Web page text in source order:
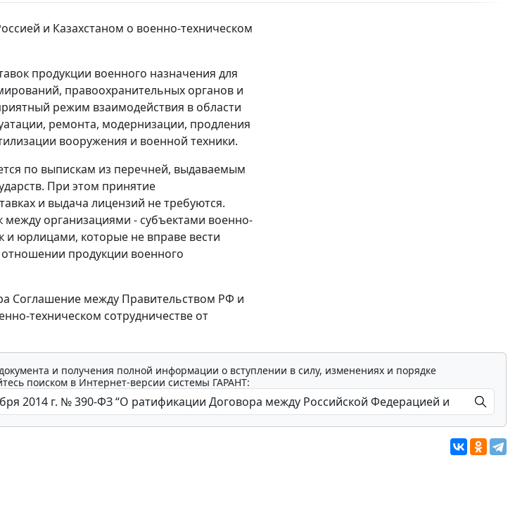
и Казахстаном о военно-техническом
продукции военного назначения для
правоохранительных органов и
режим взаимодействия в области
ремонта, модернизации, продления
вооружения и военной техники.
по выпискам из перечней, выдаваемым
При этом принятие
и выдача лицензий не требуются.
между организациями - субъектами военно-
и юрлицами, которые не вправе вести
продукции военного
Соглашение между Правительством РФ и
техническом сотрудничестве от
и получения полной информации о вступлении в силу, изменениях и порядке
поиском в Интернет-версии системы ГАРАНТ: